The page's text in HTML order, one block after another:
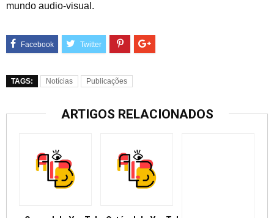
mundo audio-visual.
TAGS: Notícias Publicações
ARTIGOS RELACIONADOS